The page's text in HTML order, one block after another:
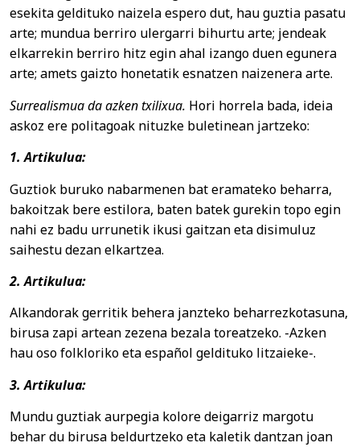
esekita geldituko naizela espero dut, hau guztia pasatu
arte; mundua berriro ulergarri bihurtu arte; jendeak
elkarrekin berriro hitz egin ahal izango duen egunera
arte; amets gaizto honetatik esnatzen naizenera arte.
Surrealismua da azken txilixua. Hori horrela bada, ideia
askoz ere politagoak nituzke buletinean jartzeko:
1. Artikulua:
Guztiok buruko nabarmenen bat eramateko beharra,
bakoitzak bere estilora, baten batek gurekin topo egin
nahi ez badu urrunetik ikusi gaitzan eta disimuluz
saihestu dezan elkartzea.
2. Artikulua:
Alkandorak gerritik behera janzteko beharrezkotasuna,
birusa zapi artean zezena bezala toreatzeko. -Azken
hau oso folkloriko eta español geldituko litzaieke-.
3. Artikulua:
Mundu guztiak aurpegia kolore deigarriz margotu
behar du birusa beldurtzeko eta kaletik dantzan joan